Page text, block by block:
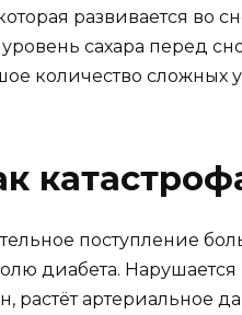
развивается во
сахара перед
количество сложных
поступление
диабета.
растёт артериальное